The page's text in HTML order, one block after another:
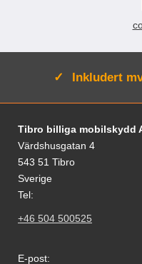
Aktiv:
Inkludert
Footer-innhold
Tibro billiga mobilskydd
Värdshusgatan 4
543 51 Tibro
Sverige
Tel:
+46 504 500525
E-post: